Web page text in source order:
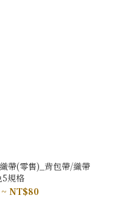
帶(零售)_背包帶/織帶
5規格
NT$80